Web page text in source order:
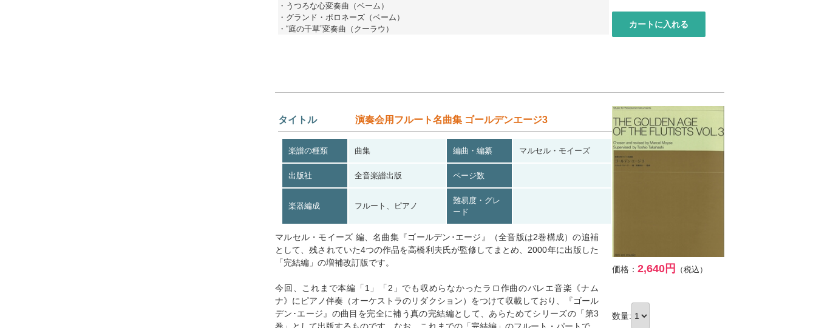
・うつろな心変奏曲（ベーム）
・グランド・ポロネーズ（ベーム）
・“庭の千草”変奏曲（クーラウ）
タイトル 演奏会用フルート名曲集 ゴールデンエージ3
楽譜の種類 曲集 編曲・編纂 マルセル・モイーズ
出版社 全音楽譜出版 ページ数
楽器編成 フルート、ピアノ
難易度・グレ
ード
マルセル・モイーズ 編、名曲集『ゴールデン･エージ』（全音版は2巻構成）の追補
として、残されていた4つの作品を高橋利夫氏が監修してまとめ、2000年に出版した
「完結編」の増補改訂版です。
今回、これまで本編「1」「2」でも収めらなかったラロ作曲のバレエ音楽《ナム
ナ》にピアノ伴奏（オーケストラのリダクション）をつけて収載しており、『ゴール
デン･エージ』の曲目を完全に補う真の完結編として、あらためてシリーズの「第3
価格：2,640円 （税込）
数量: